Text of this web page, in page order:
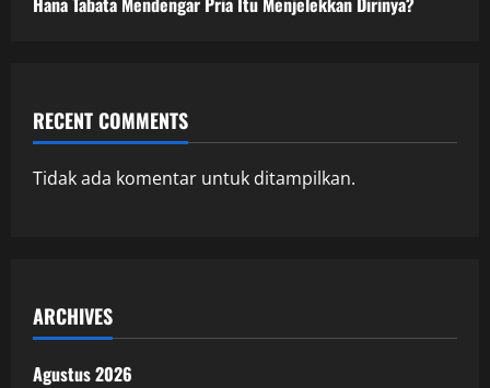
RECENT COMMENTS
Tidak ada komentar untuk ditampilkan.
ARCHIVES
Agustus 2026